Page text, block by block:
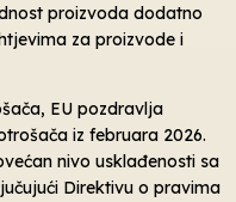
proizvoda dodatno
za proizvode i
EU pozdravlja
iz februara 2026.
nivo usklađenosti sa
Direktivu o pravima